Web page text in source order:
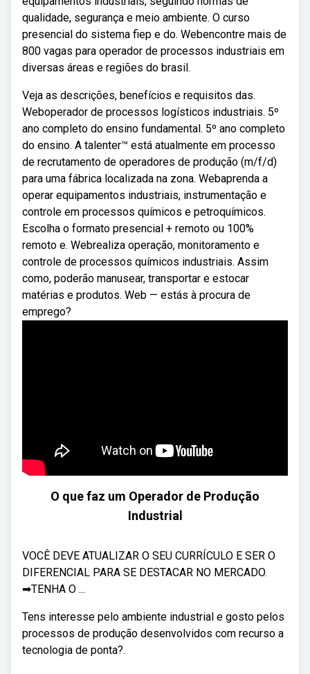
qualidade, segurança e meio ambiente. O curso
presencial do sistema fiep e do. Webencontre mais de
800 vagas para operador de processos industriais em
diversas áreas e regiões do brasil.
Veja as descrições, benefícios e requisitos das.
Weboperador de processos logísticos industriais. 5º
ano completo do ensino fundamental. 5º ano completo
do ensino. A talenter™ está atualmente em processo
de recrutamento de operadores de produção (m/f/d)
para uma fábrica localizada na zona. Webaprenda a
operar equipamentos industriais, instrumentação e
controle em processos químicos e petroquímicos.
Escolha o formato presencial + remoto ou 100%
remoto e. Webrealiza operação, monitoramento e
controle de processos químicos industriais. Assim
como, poderão manusear, transportar e estocar
matérias e produtos. Web — estás à procura de
emprego?
O que faz um Operador de Produção
Industrial
VOCÊ DEVE ATUALIZAR O SEU CURRÍCULO E SER O
DIFERENCIAL PARA SE DESTACAR NO MERCADO.
➡TENHA O ...
Tens interesse pelo ambiente industrial e gosto pelos
processos de produção desenvolvidos com recurso a
tecnologia de ponta?.